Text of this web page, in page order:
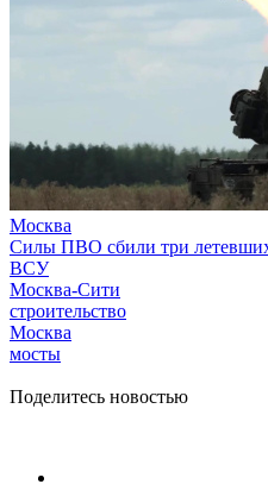
Москва
Силы ПВО сбили три
ВСУ
Москва-Сити
строительство
Москва
мосты
Поделитесь новостью